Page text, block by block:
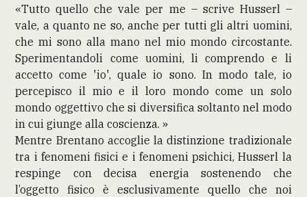
«Tutto quello che vale per me – scrive Husserl –
vale, a quanto ne so, anche per tutti gli altri uomini,
che mi sono alla mano nel mio mondo circostante.
Sperimentandoli come uomini, li comprendo e li
accetto come 'io', quale io sono. In modo tale, io
percepisco il mio e il loro mondo come un solo
mondo oggettivo che si diversifica soltanto nel modo
in cui giunge alla coscienza. »
Mentre Brentano accoglie la distinzione tradizionale
tra i fenomeni fisici e i fenomeni psichici, Husserl la
respinge con decisa energia sostenendo che
l’oggetto fisico è esclusivamente quello che noi